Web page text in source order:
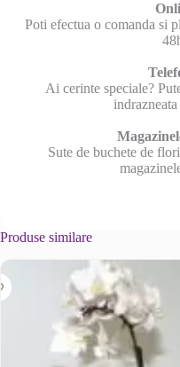
Poti efectua o comanda si
Ai cerinte speciale?
Sute de buchete de
Produse similare